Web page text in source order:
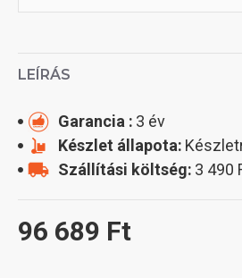
LEÍRÁS
96 689 Ft
Garancia : 3 év
Készlet állapota:
Szállítási költség: 3 490